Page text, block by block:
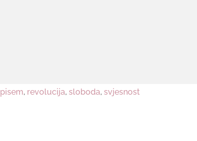
pisem, revolucija, sloboda, svjesnost